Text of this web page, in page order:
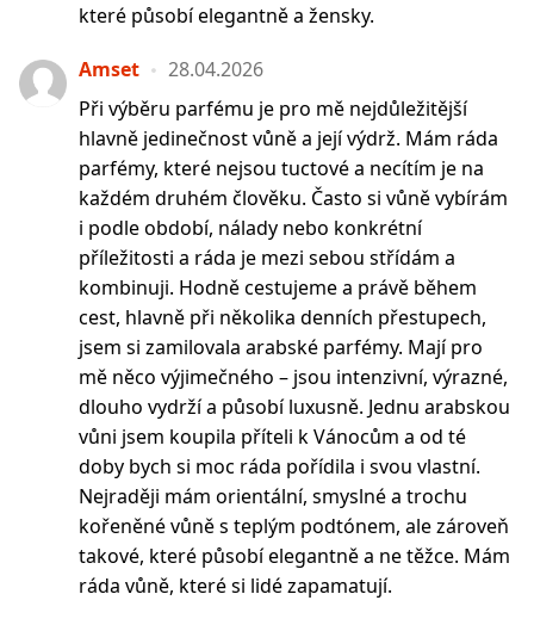
které působí elegantně a žensky.
Amset
28.04.2026
Při výběru parfému je pro mě nejdůležitější
hlavně jedinečnost vůně a její výdrž. Mám ráda
parfémy, které nejsou tuctové a necítím je na
každém druhém člověku. Často si vůně vybírám
i podle období, nálady nebo konkrétní
příležitosti a ráda je mezi sebou střídám a
kombinuji. Hodně cestujeme a právě během
cest, hlavně při několika denních přestupech,
jsem si zamilovala arabské parfémy. Mají pro
mě něco výjimečného – jsou intenzivní, výrazné,
dlouho vydrží a působí luxusně. Jednu arabskou
vůni jsem koupila příteli k Vánocům a od té
doby bych si moc ráda pořídila i svou vlastní.
Nejraději mám orientální, smyslné a trochu
kořeněné vůně s teplým podtónem, ale zároveň
takové, které působí elegantně a ne těžce. Mám
ráda vůně, které si lidé zapamatují.